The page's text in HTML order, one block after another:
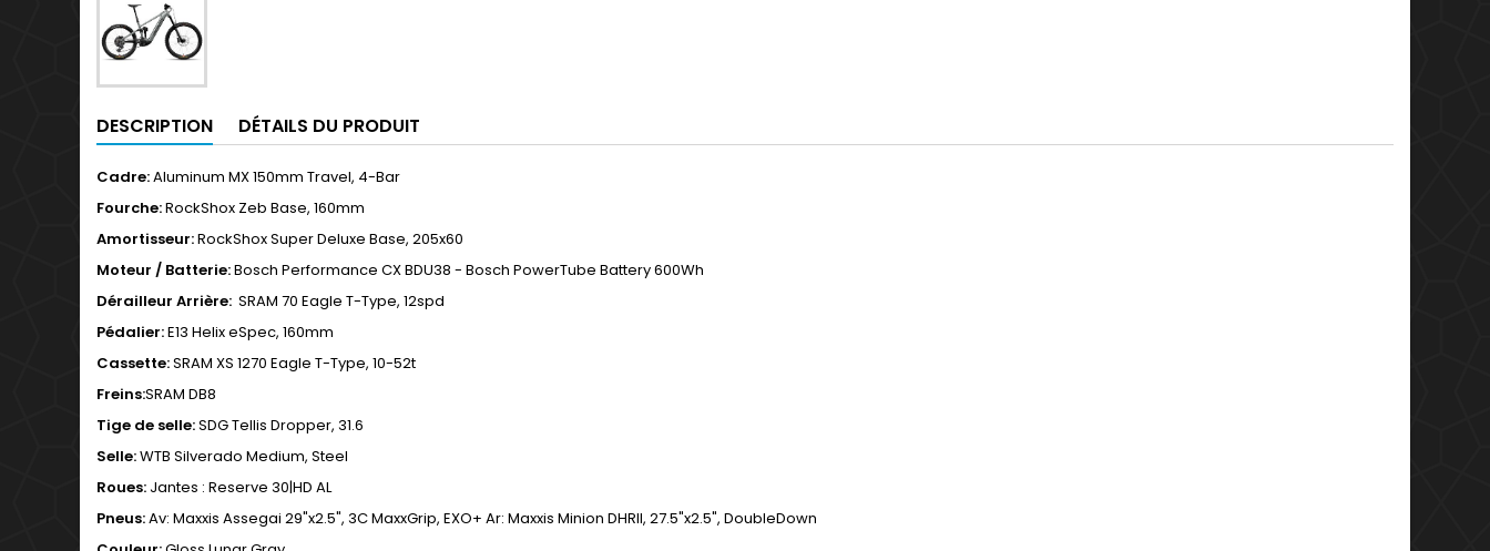
DESCRIPTION DÉTAILS DU PRODUIT
Cadre:Aluminum MX 150mm Travel, 4-Bar
Fourche:RockShox Zeb Base, 160mm
Amortisseur:RockShox Super Deluxe Base, 205x60
Moteur / Batterie:Bosch Performance CX BDU38 - Bosch PowerTube Battery 600Wh
Dérailleur Arrière: SRAM 70 Eagle T-Type, 12spd
Pédalier:E13 Helix eSpec, 160mm
Cassette:SRAM XS 1270 Eagle T-Type, 10-52t
Freins:SRAM DB8
Tige de selle:SDG Tellis Dropper, 31.6
Selle:WTB Silverado Medium, Steel
Roues: Jantes : Reserve 30|HD AL
Pneus:Av: Maxxis Assegai 29"x2.5", 3C MaxxGrip, EXO+ Ar: Maxxis Minion DHRII, 27.5"x2.5", DoubleDown